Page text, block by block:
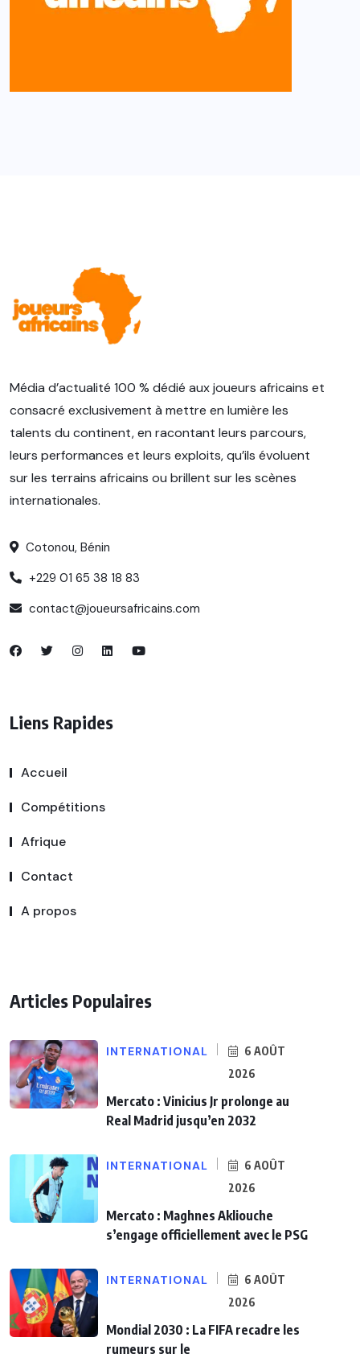
Média d’actualité 100 % dédié aux joueurs africains et
consacré exclusivement à mettre en lumière les
talents du continent, en racontant leurs parcours,
leurs performances et leurs exploits, qu’ils évoluent
sur les terrains africains ou brillent sur les scènes
internationales.
Cotonou, Bénin
+229 01 65 38 18 83
contact@joueursafricains.com
Liens Rapides
Accueil
Compétitions
Afrique
Contact
A propos
Articles Populaires
INTERNATIONAL
6 AOÛT
2026
Mercato : Vinicius Jr prolonge au
Real Madrid jusqu’en 2032
INTERNATIONAL
6 AOÛT
2026
Mercato : Maghnes Akliouche
s’engage officiellement avec le PSG
INTERNATIONAL
6 AOÛT
2026
Mondial 2030 : La FIFA recadre les
rumeurs sur le